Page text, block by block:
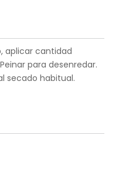
aplicar cantidad
para desenredar.
secado habitual.